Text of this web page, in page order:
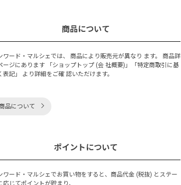
商品について
ワード・マルシェでは、 商品により販売元が異なり ます。 商品詳
ージにあります 「ショップトップ (会 社概要)」「特定商取引に基
表記」 より詳細をご確 認いただけます。
品について
ポイントについて
ワード・マルシェでお買い物をすると、商品代金 (税抜) とステー
応じてポイントが貯まり、